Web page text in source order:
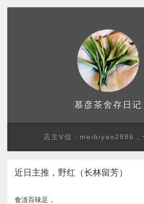
慕彦茶舍存日记
店主V信：meibiyao2886，
近日主推，野红（长林留芳）
食淡百味足，